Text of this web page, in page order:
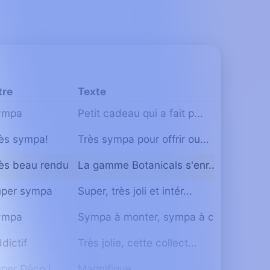
Texte
Petit cadeau qui a fait p...
sympa! Très sympa pour offrir ou...
beau rendu La gamme Botanicals s'enr...
sympa Super, très joli et intér...
Sympa à monter, sympa à c...
Très jolie, cette collect...